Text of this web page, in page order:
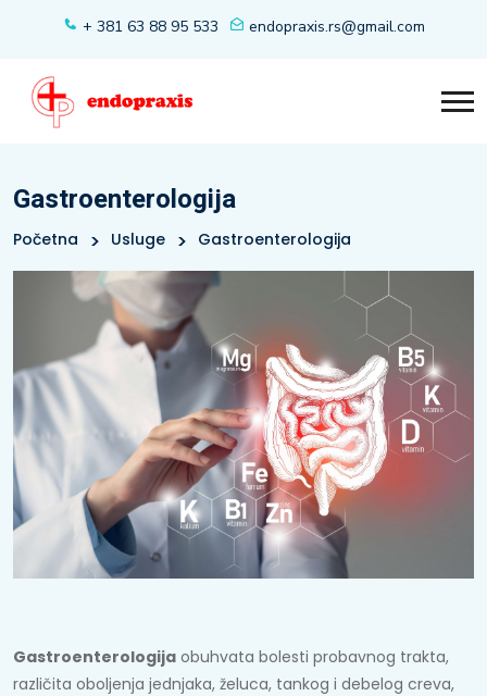
+ 381 63 88 95 533 endopraxis.rs@gmail.com
Gastroenterologija
Početna Usluge Gastroenterologija
Gastroenterologija obuhvata bolesti probavnog trakta,
različita oboljenja jednjaka, želuca, tankog i debelog creva,